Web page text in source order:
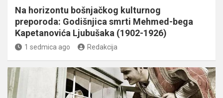
Na horizontu bošnjačkog kulturnog
preporoda: Godišnjica smrti Mehmed-bega
Kapetanovića Ljubušaka (1902-1926)
1 sedmica ago Redakcija